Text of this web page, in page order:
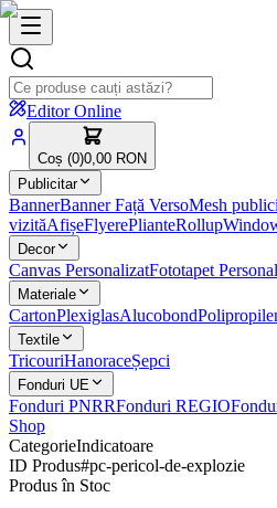
Editor Online
Coș (0)0,00 RON
Publicitar
BannerBanner Față VersoMesh
vizităAfișeFlyerePlianteRollup
Decor
Canvas PersonalizatFototapet
Materiale
CartonPlexiglasAlucobond
Textile
TricouriHanoraceȘepci
Fonduri UE
Fonduri PNRRFonduri REGIO
Shop
CategorieIndicatoare
ID Produs#pc-pericol-de-explozie
Produs în Stoc